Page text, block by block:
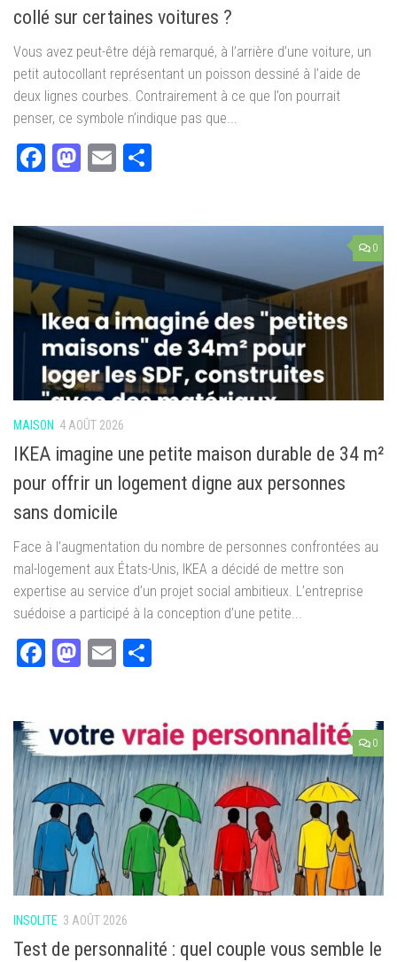
collé sur certaines voitures ?
Vous avez peut-être déjà remarqué, à l’arrière d’une voiture, un
petit autocollant représentant un poisson dessiné à l’aide de
deux lignes courbes. Contrairement à ce que l’on pourrait
penser, ce symbole n’indique pas que...
Facebook
Mastodon
Email
0
MAISON 4 AOÛT 2026
IKEA imagine une petite maison durable de 34 m²
pour offrir un logement digne aux personnes
sans domicile
Face à l’augmentation du nombre de personnes confrontées au
mal-logement aux États-Unis, IKEA a décidé de mettre son
expertise au service d’un projet social ambitieux. L’entreprise
suédoise a participé à la conception d’une petite...
Facebook
Mastodon
Email
0
INSOLITE 3 AOÛT 2026
Test de personnalité : quel couple vous semble le